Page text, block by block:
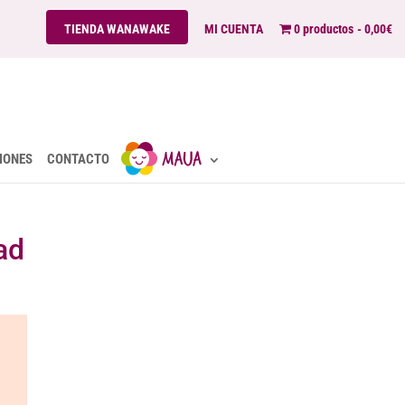
TIENDA WANAWAKE MI CUENTA 0 productos 0,00€
CONTACTO